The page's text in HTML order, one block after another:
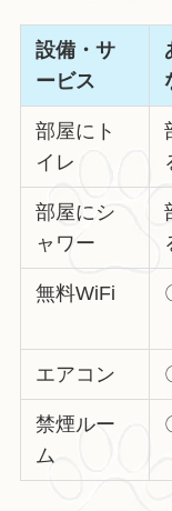
設備・サ
ービス
部屋にト
イレ
部屋にシ
ャワー
無料WiFi
エアコン
禁煙ルー
ム